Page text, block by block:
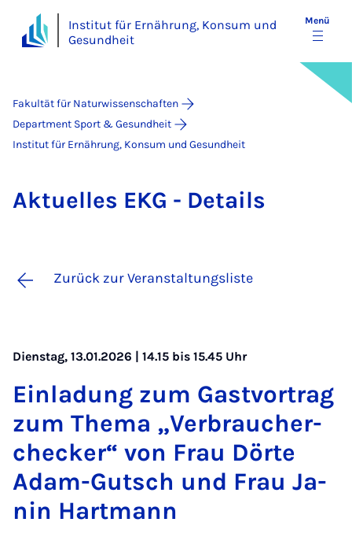
Institut für Ernährung, Konsum und
Gesundheit
Menü
Fakultät für Naturwissenschaften
Department Sport & Gesundheit
Institut für Ernährung, Konsum und Gesundheit
Ak­tu­el­les EKG - De­tails
Zurück zur Veranstaltungsliste
Dienstag, 13.01.2026 | 14.15 bis 15.45 Uhr
Ein­la­dung zum Gast­vor­trag
zum The­ma „Ver­brau­cher­
che­cker“ von Frau Dör­te
Adam-Gutsch und Frau Ja­
nin Hart­mann